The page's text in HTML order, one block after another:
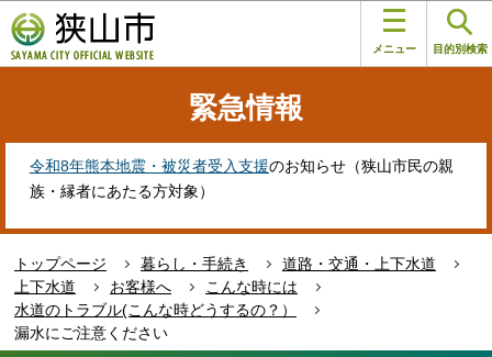
の
ペ
す
メニュー 目的別検索
緊急情報
令和8年熊本地震・被災者受入支援のお知らせ（狭山市民の親
族・縁者にあたる方対象）
トップページ 暮らし・手続き
道路・交通・上下水道
上下水道
お客様へ
こんな時には
水道のトラブル(こんな時どうするの？）
漏水にご注意ください